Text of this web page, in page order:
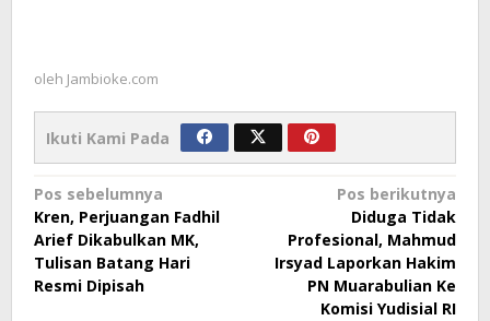
oleh Jambioke.com
Ikuti Kami Pada
Navigasi
pos
Pos sebelumnya
Kren, Perjuangan Fadhil
Arief Dikabulkan MK,
Tulisan Batang Hari
Resmi Dipisah
Pos berikutnya
Diduga Tidak
Profesional, Mahmud
Irsyad Laporkan Hakim
PN Muarabulian Ke
Komisi Yudisial RI